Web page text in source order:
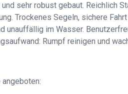
sehr robust gebaut. Reichlich
Trockenes Segeln, sichere
unauffällig im Wasser.
Rumpf reinigen und